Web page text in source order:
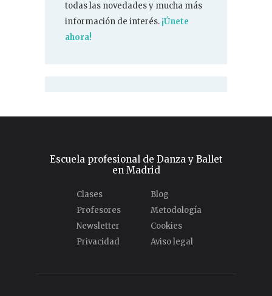
todas las novedades y mucha más
información de interés. ¡Únete
ahora!
Escuela profesional de Danza y Ballet
en Madrid
Clases
Blog
Profesores
Metodología
Newsletter
Cookies
Privacidad
Aviso legal